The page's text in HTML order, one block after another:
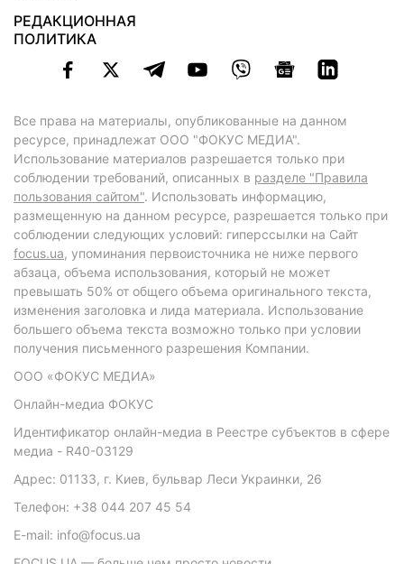
РЕДАКЦИОННАЯ
ПОЛИТИКА
Все права на материалы, опубликованные на данном
ресурсе, принадлежат ООО "ФОКУС МЕДИА".
Использование материалов разрешается только при
соблюдении требований, описанных в разделе "Правила
пользования сайтом". Использовать информацию,
размещенную на данном ресурсе, разрешается только при
соблюдении следующих условий: гиперссылки на Сайт
focus.ua, упоминания первоисточника не ниже первого
абзаца, объема использования, который не может
превышать 50% от общего объема оригинального текста,
изменения заголовка и лида материала. Использование
большего объема текста возможно только при условии
получения письменного разрешения Компании.
ООО «ФОКУС МЕДИА»
Онлайн-медиа ФОКУС
Идентификатор онлайн-медиа в Реестре субъектов в сфере
медиа - R40-03129
Адрес: 01133, г. Киев, бульвар Леси Украинки, 26
Телефон: +38 044 207 45 54
E-mail: info@focus.ua